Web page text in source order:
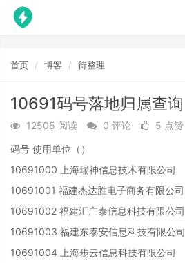
首页 博客 待整理
10691码号落地归属查询
12505 阅读 0 评论
5 点赞
码号 使用单位（）
10691000 上海瑞神信息技术有限公司
10691001 福建杰达胜电子商务有限公司
10691002 福建汇广泰信息科技有限公司
10691003 福建东泰安信息科技有限公司
10691004 上海步云信息科技有限公司